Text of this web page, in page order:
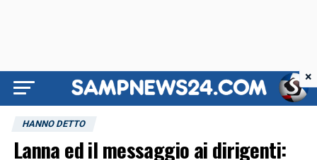
HANNO DETTO
Lanna ed il messaggio ai dirigenti:
×